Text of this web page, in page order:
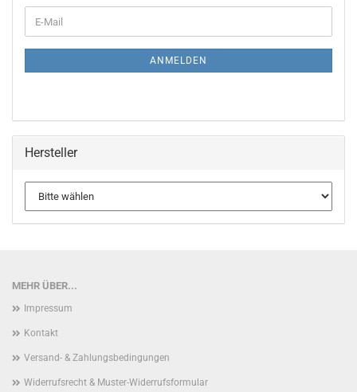
ZUR
E-
Mail
ANMELDEN
Hersteller
MEHR ÜBER...
Impressum
Kontakt
Versand- & Zahlungsbedingungen
Widerrufsrecht & Muster-Widerrufsformular